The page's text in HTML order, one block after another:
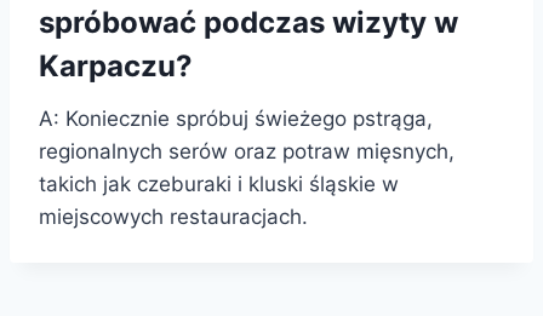
spróbować podczas wizyty w
Karpaczu?
A: Koniecznie spróbuj świeżego pstrąga,
regionalnych serów oraz potraw mięsnych,
takich jak czeburaki i kluski śląskie w
miejscowych restauracjach.